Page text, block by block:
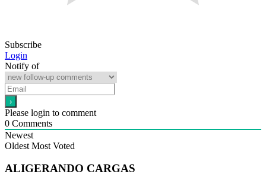
Subscribe
Login
Notify of
Please login to comment
0 Comments
Newest
Oldest Most Voted
ALIGERANDO CARGAS